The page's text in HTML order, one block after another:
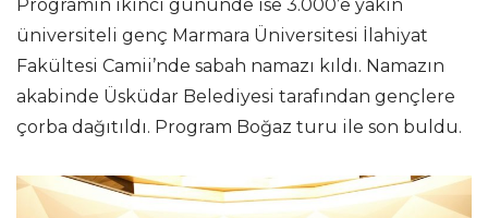
Programın ikinci gününde ise 3.000’e yakın
üniversiteli genç Marmara Üniversitesi İlahiyat
Fakültesi Camii’nde sabah namazı kıldı. Namazın
akabinde Üsküdar Belediyesi tarafından gençlere
çorba dağıtıldı. Program Boğaz turu ile son buldu.